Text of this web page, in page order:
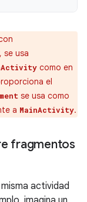
se usa
como en
el
se usa como
a MainActivity.
fragmentos
actividad